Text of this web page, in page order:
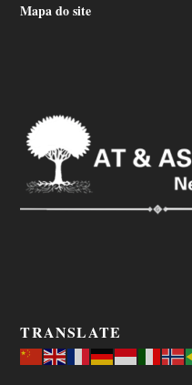
Mapa do site
TRANSLATE